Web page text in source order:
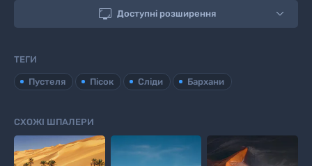
 Доступні розширення
ТЕГИ
Пустеля Пісок Сліди Бархани
СХОЖІ ШПАЛЕРИ